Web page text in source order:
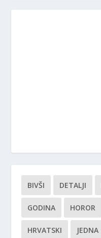
BIVŠI DETALJI
GODINA HOROR
HRVATSKI JEDNA